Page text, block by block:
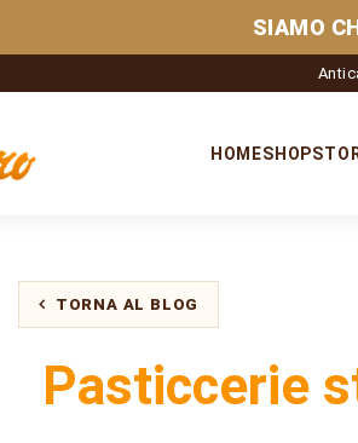
SIAMO
HOMESHOP
TORNA AL BLOG
Pasticcerie